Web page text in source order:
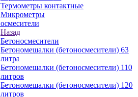
Термометры контактные
Микрометры
Назад
Бетоносмесители
Бетономешалки (бетоносмесители) 63
литра
Бетономешалки (бетоносмесители) 110
литров
Бетономешалки (бетоносмесители) 120
литров